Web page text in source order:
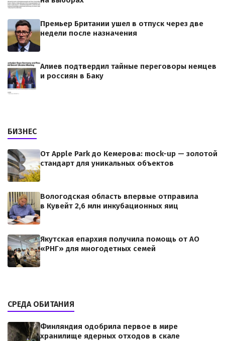
Премьер Британии ушел в отпуск через две
недели после назначения
Алиев подтвердил тайные переговоры немцев
и россиян в Баку
БИЗНЕС
От Apple Park до Кемерова: mock-up — золотой
стандарт для уникальных объектов
Вологодская область впервые отправила
в Кувейт 2,6 млн инкубационных яиц
Якутская епархия получила помощь от АО
«РНГ» для многодетных семей
СРЕДА ОБИТАНИЯ
Финляндия одобрила первое в мире
хранилище ядерных отходов в скале